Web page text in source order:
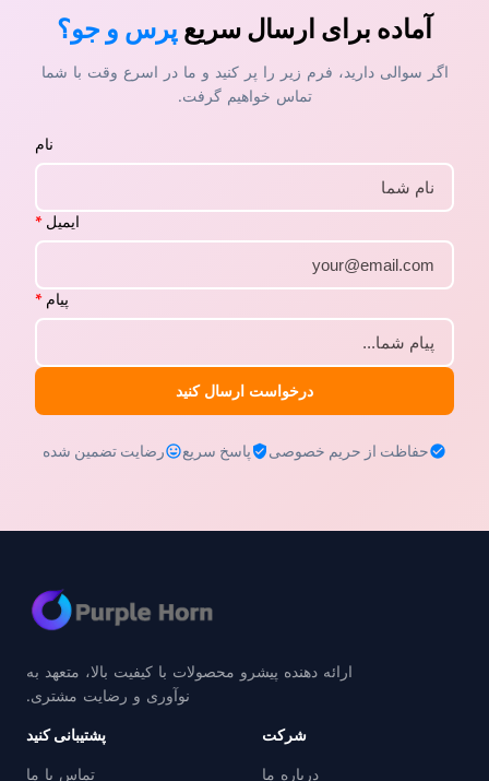
آماده برای ارسال سریع پرس و جو؟
اگر سوالی دارید، فرم زیر را پر کنید و ما در اسرع وقت با شما
تماس خواهیم گرفت.
نام
ایمیل *
پیام *
درخواست ارسال کنید
حفاظت از حریم خصوصی پاسخ سریع رضایت تضمین شده
ارائه دهنده پیشرو محصولات با کیفیت بالا، متعهد به
نوآوری و رضایت مشتری.
شرکت
درباره ما
پشتیبانی کنید
تماس با ما